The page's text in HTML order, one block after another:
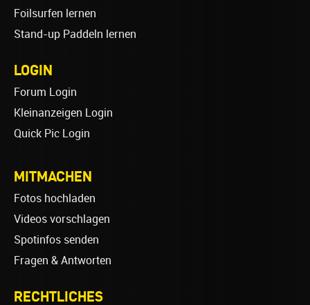
Foilsurfen lernen
Stand-up Paddeln lernen
LOGIN
Forum Login
Kleinanzeigen Login
Quick Pic Login
MITMACHEN
Fotos hochladen
Videos vorschlagen
Spotinfos senden
Fragen & Antworten
RECHTLICHES